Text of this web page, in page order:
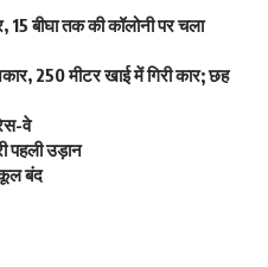
15 बीघा तक की कॉलोनी पर चला
250 मीटर खाई में गिरी कार; छह
वे
पहली उड़ान
बंद